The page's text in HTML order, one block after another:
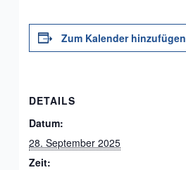
Zum Kalender hinzufügen
DETAILS
Datum:
28. September 2025
Zeit: